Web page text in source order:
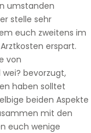
umstanden
stelle sehr
euch zweitens im
erspart.
von
bevorzugt,
haben solltet
beiden Aspekte
mit den
euch wenige